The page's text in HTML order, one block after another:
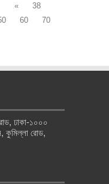
«
38
60
70
ঢাকা-১০০০
কুমিল্লা রোড,